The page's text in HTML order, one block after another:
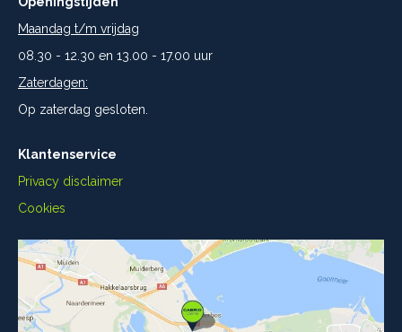
Maandag t/m vrijdag
08.30 - 12.30 en 13.00 - 17.00 uur
Zaterdagen:
Op zaterdag gesloten.
Klantenservice
Privacy disclaimer
Cookies